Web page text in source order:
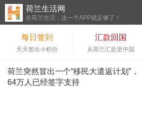
荷兰生活网
在荷兰生活，这一个APP就足够了！
每日签到
天天签出小积分
汇款回国
从荷兰汇款至中国
荷兰突然冒出一个“移民大遣返计划”，
64万人已经签字支持